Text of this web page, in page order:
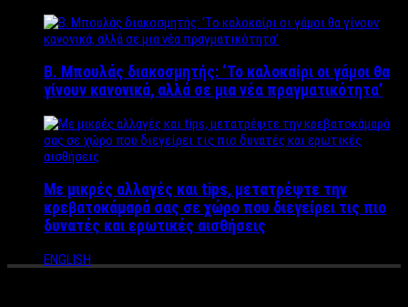
Β. Μπουλάς διακοσμητής: ‘Το καλοκαίρι οι γάμοι θα
γίνουν κανονικά, αλλά σε μια νέα πραγματικότητα’
Με μικρές αλλαγές και tips, μετατρέψτε την
κρεβατοκάμαρά σας σε χώρο που διεγείρει τις πιο
δυνατές και ερωτικές αισθήσεις
ENGLISH